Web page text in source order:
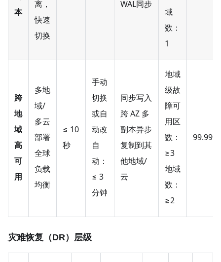
本
离，
快速
切换
WAL同步
域
数：
1
跨
地
域
高
可
用
多地
域/
多云
部署
全球
负载
均衡
≤ 10
秒
手动
切换
或自
动改
自
动：
≤ 3
分钟
同步写入
跨 AZ 多
副本异步
复制到其
他地域/
云
地域
级故
障可
用区
数：
≥3
地域
数：
≥2
99.99%
灾难恢复（DR）层级